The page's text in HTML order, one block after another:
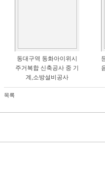
동대구역 동화아이위시
주거복합 신축공사 중 기
계,소방설비공사
목록